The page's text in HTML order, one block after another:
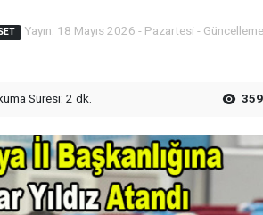
Yayın: 18 Mayıs 2026 - Pazartesi -
Süresi: 2 dk. 359